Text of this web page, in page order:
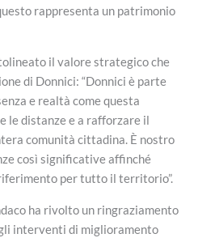
rappresenta un patrimonio
il valore strategico che
di Donnici: “Donnici è parte
e realtà come questa
le distanze e a rafforzare il
comunità cittadina. È nostro
così significative affinché
per tutto il territorio”.
ha rivolto un ringraziamento
interventi di miglioramento